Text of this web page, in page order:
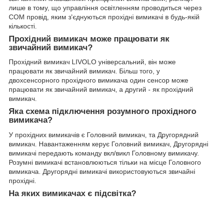
лише в тому, що управління освітленням проводиться через
COM провід, яким з'єднуються прохідні вимикачі в будь-якій
кількості.
Прохідний вимикач може працювати як
звичайний вимикач?
Прохідний вимикач LIVOLO універсальний, він може
працювати як звичайний вимикач. Більш того, у
двохсенсорного прохідного вимикача один сенсор може
працювати як звичайний вимикач, а другий - як прохідний
вимикач.
Яка схема підключення розумного прохідного
вимикача?
У прохідних вимикачів є Головний вимикач, та Другорядний
вимикач. Навантаженням керує Головний вимикач, Другорядні
вимикачі передають команду вкл/викл Головному вимикачу.
Розумні вимикачі встановлюються тільки на місце Головного
вимикача. Другорядні вимикачі використовуються звичайні
прохідні.
На яких вимикачах є підсвітка?